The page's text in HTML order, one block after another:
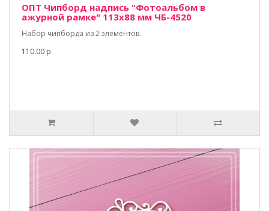
ОПТ Чипборд надпись "Фотоальбом в
ажурной рамке" 113х88 мм ЧБ-4520
Набор чипборда из 2 элементов.
110.00 р.